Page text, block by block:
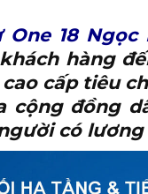
18 Ngọc
hàng
cấp tiêu
cộng đồng
có lương